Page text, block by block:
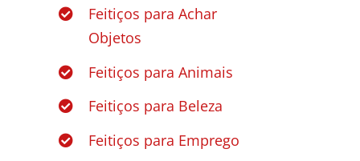
Feitiços para Achar
Objetos
Feitiços para Animais
Feitiços para Beleza
Feitiços para Emprego